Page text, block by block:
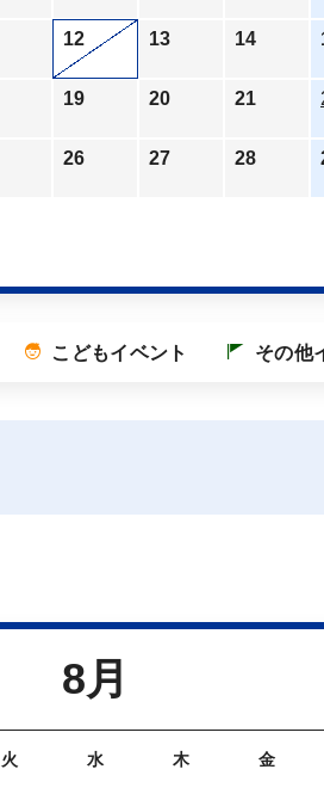
12 13 14
19 20 21
26 27 28
こどもイベント その他
8月
火 水 木 金